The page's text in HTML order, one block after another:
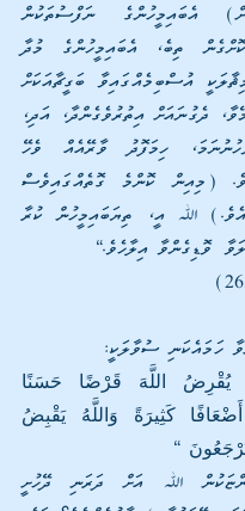
ދަރުމަ ލިބޭނެކަމަށް) އެބައިމީހުންގެ ނަފްސުތަކުން
ޔަޤީންކޮށް ކަށަވަރުކޮށްގެން ތިބެ، އެބައިމީހުންގެ މުދާ
ހޭދަކުރާ މީހުންގެ މިޘާލަކީ އުސްބިމެއްގައިވާ ބަގީޗާއަކަށް
މޭވާ ލިބި އިތުރުވެއެވެ.) ﷲ އީ، ތިޔަބައިމީހުން ކުރާ
ވޮޑިގެންވާ އިލާހެވެ.“
ހަމައެކަނި ސުވާލަކީ:
“
”ހެޔޮވެގެންވާ ދަރަންޏަކުން ﷲ އަށް ދަރަނި ދޭހުށީ